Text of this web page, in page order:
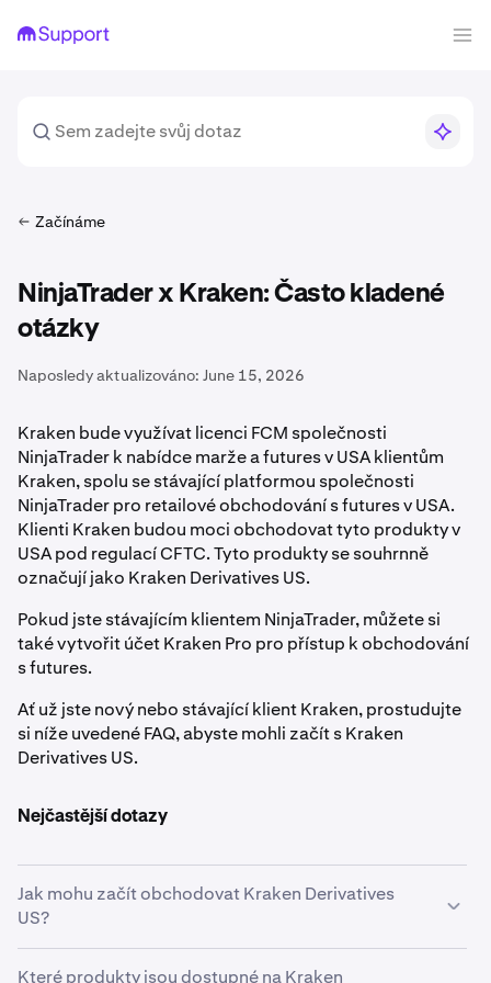
Začínáme
NinjaTrader x Kraken: Často kladené
otázky
Naposledy aktualizováno: June 15, 2026
Kraken bude využívat licenci FCM společnosti
NinjaTrader k nabídce marže a futures v USA klientům
Kraken, spolu se stávající platformou společnosti
NinjaTrader pro retailové obchodování s futures v USA.
Klienti Kraken budou moci obchodovat tyto produkty v
USA pod regulací CFTC. Tyto produkty se souhrnně
označují jako Kraken Derivatives US.
Pokud jste stávajícím klientem NinjaTrader, můžete si
také vytvořit účet Kraken Pro pro přístup k obchodování
s futures.
Ať už jste nový nebo stávající klient Kraken, prostudujte
si níže uvedené FAQ, abyste mohli začít s Kraken
Derivatives US.
Nejčastější dotazy
Jak mohu začít obchodovat Kraken Derivatives
US?
Chcete-li začít obchodovat Kraken Derivatives US,
Které produkty jsou dostupné na Kraken